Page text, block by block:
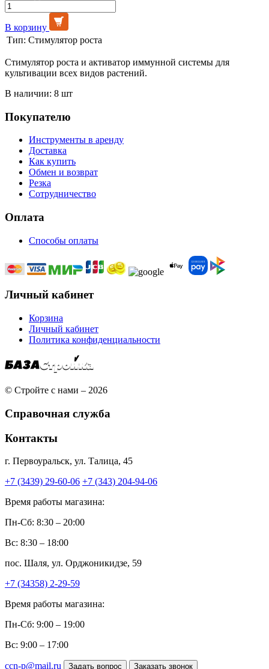
В корзину
Тип: Стимулятор роста
Стимулятор роста и активатор иммунной системы для
культивации всех видов растений.
В наличии: 8 шт
Покупателю
Инструменты в аренду
Доставка
Как купить
Обмен и возврат
Резка
Сотрудничество
Оплата
Способы оплаты
Личный кабинет
Корзина
Личный кабинет
Политика конфиденциальности
© Стройте с нами – 2026
Справочная служба
Контакты
г. Первоуральск, ул. Талица, 45
+7 (3439) 29-60-06 +7 (343) 204-94-06
Время работы магазина:
Пн-Сб: 8:30 – 20:00
Вс: 8:30 – 18:00
пос. Шаля, ул. Орджоникидзе, 59
+7 (34358) 2-29-59
Время работы магазина:
Пн-Сб: 9:00 – 19:00
Вс: 9:00 – 17:00
ccn-p@mail.ru Задать вопрос Заказать звонок